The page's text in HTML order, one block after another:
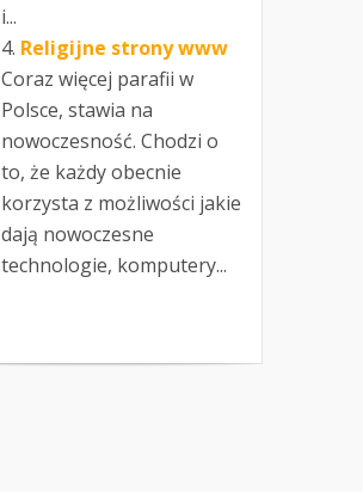
i...
Religijne strony www
Coraz więcej parafii w
Polsce, stawia na
nowoczesność. Chodzi o
to, że każdy obecnie
korzysta z możliwości jakie
dają nowoczesne
technologie, komputery...